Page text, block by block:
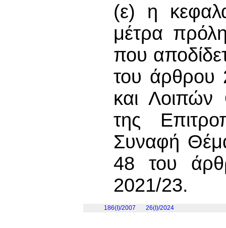
(ε) η
μέτρα
που
του άρθρου
και Λοιπών
της
Συναφή
48 του
2021/23.
186(I)/2007 26(I)/2024